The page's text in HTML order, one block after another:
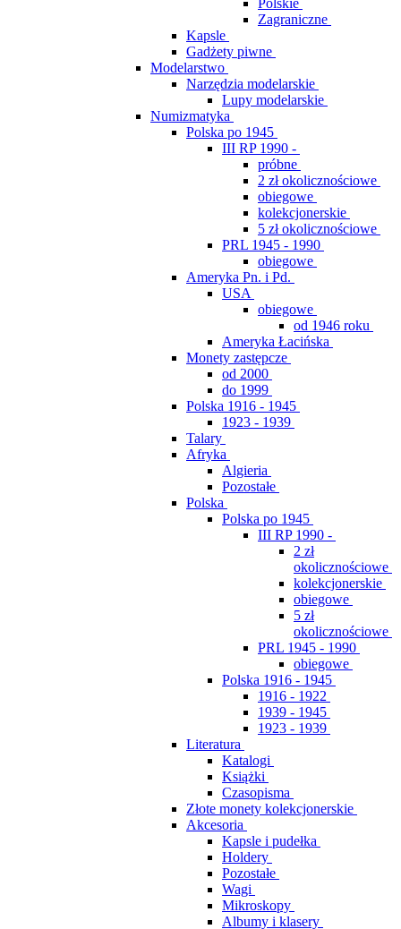
Polskie
Zagraniczne
Kapsle
Gadżety piwne
Modelarstwo
Narzędzia modelarskie
Lupy modelarskie
Numizmatyka
Polska po 1945
III RP 1990 -
próbne
2 zł okolicznościowe
obiegowe
kolekcjonerskie
5 zł okolicznościowe
PRL 1945 - 1990
obiegowe
Ameryka Pn. i Pd.
USA
obiegowe
od 1946 roku
Ameryka Łacińska
Monety zastępcze
od 2000
do 1999
Polska 1916 - 1945
1923 - 1939
Talary
Afryka
Algieria
Pozostałe
Polska
Polska po 1945
III RP 1990 -
2 zł
okolicznościowe
kolekcjonerskie
obiegowe
5 zł
okolicznościowe
PRL 1945 - 1990
obiegowe
Polska 1916 - 1945
1916 - 1922
1939 - 1945
1923 - 1939
Literatura
Katalogi
Książki
Czasopisma
Złote monety kolekcjonerskie
Akcesoria
Kapsle i pudełka
Holdery
Pozostałe
Wagi
Mikroskopy
Albumy i klasery